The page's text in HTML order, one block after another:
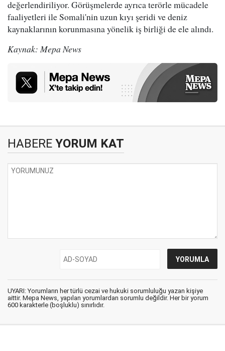
değerlendiriliyor. Görüşmelerde ayrıca terörle mücadele
faaliyetleri ile Somali'nin uzun kıyı şeridi ve deniz
kaynaklarının korunmasına yönelik iş birliği de ele alındı.
Kaynak: Mepa News
HABERE YORUM KAT
UYARI: Yorumların her türlü cezai ve hukuki sorumluluğu yazan kişiye
aittir. Mepa News, yapılan yorumlardan sorumlu değildir. Her bir yorum
600 karakterle (boşluklu) sınırlıdır.